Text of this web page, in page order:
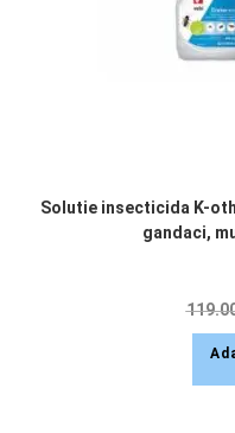
Solutie insecticida K-
gandaci,